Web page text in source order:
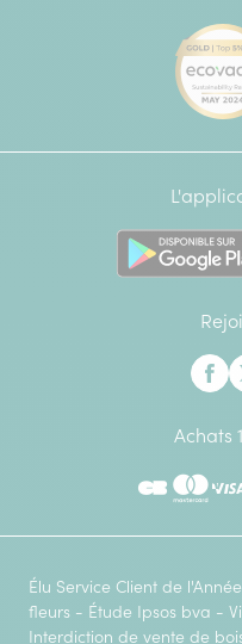
Achats
CB
Élu Service Client de
fleurs - Étude Ipsos bva -
Interdiction de vente de